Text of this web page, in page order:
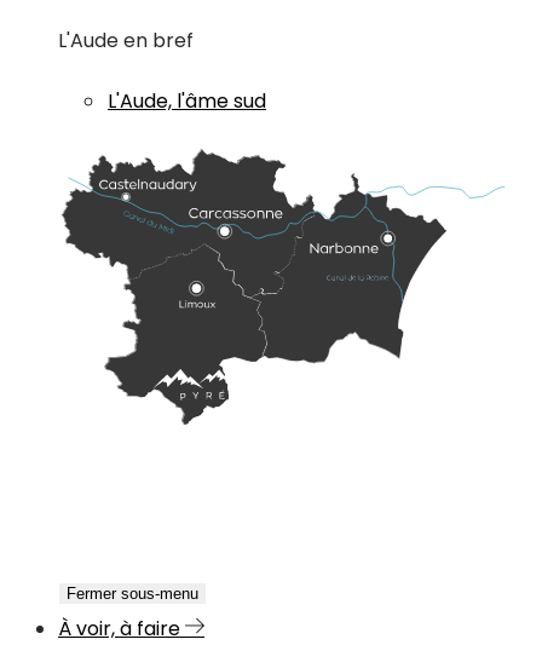
L'Aude en bref
L'Aude, l'âme sud
Fermer sous-menu
À voir, à faire